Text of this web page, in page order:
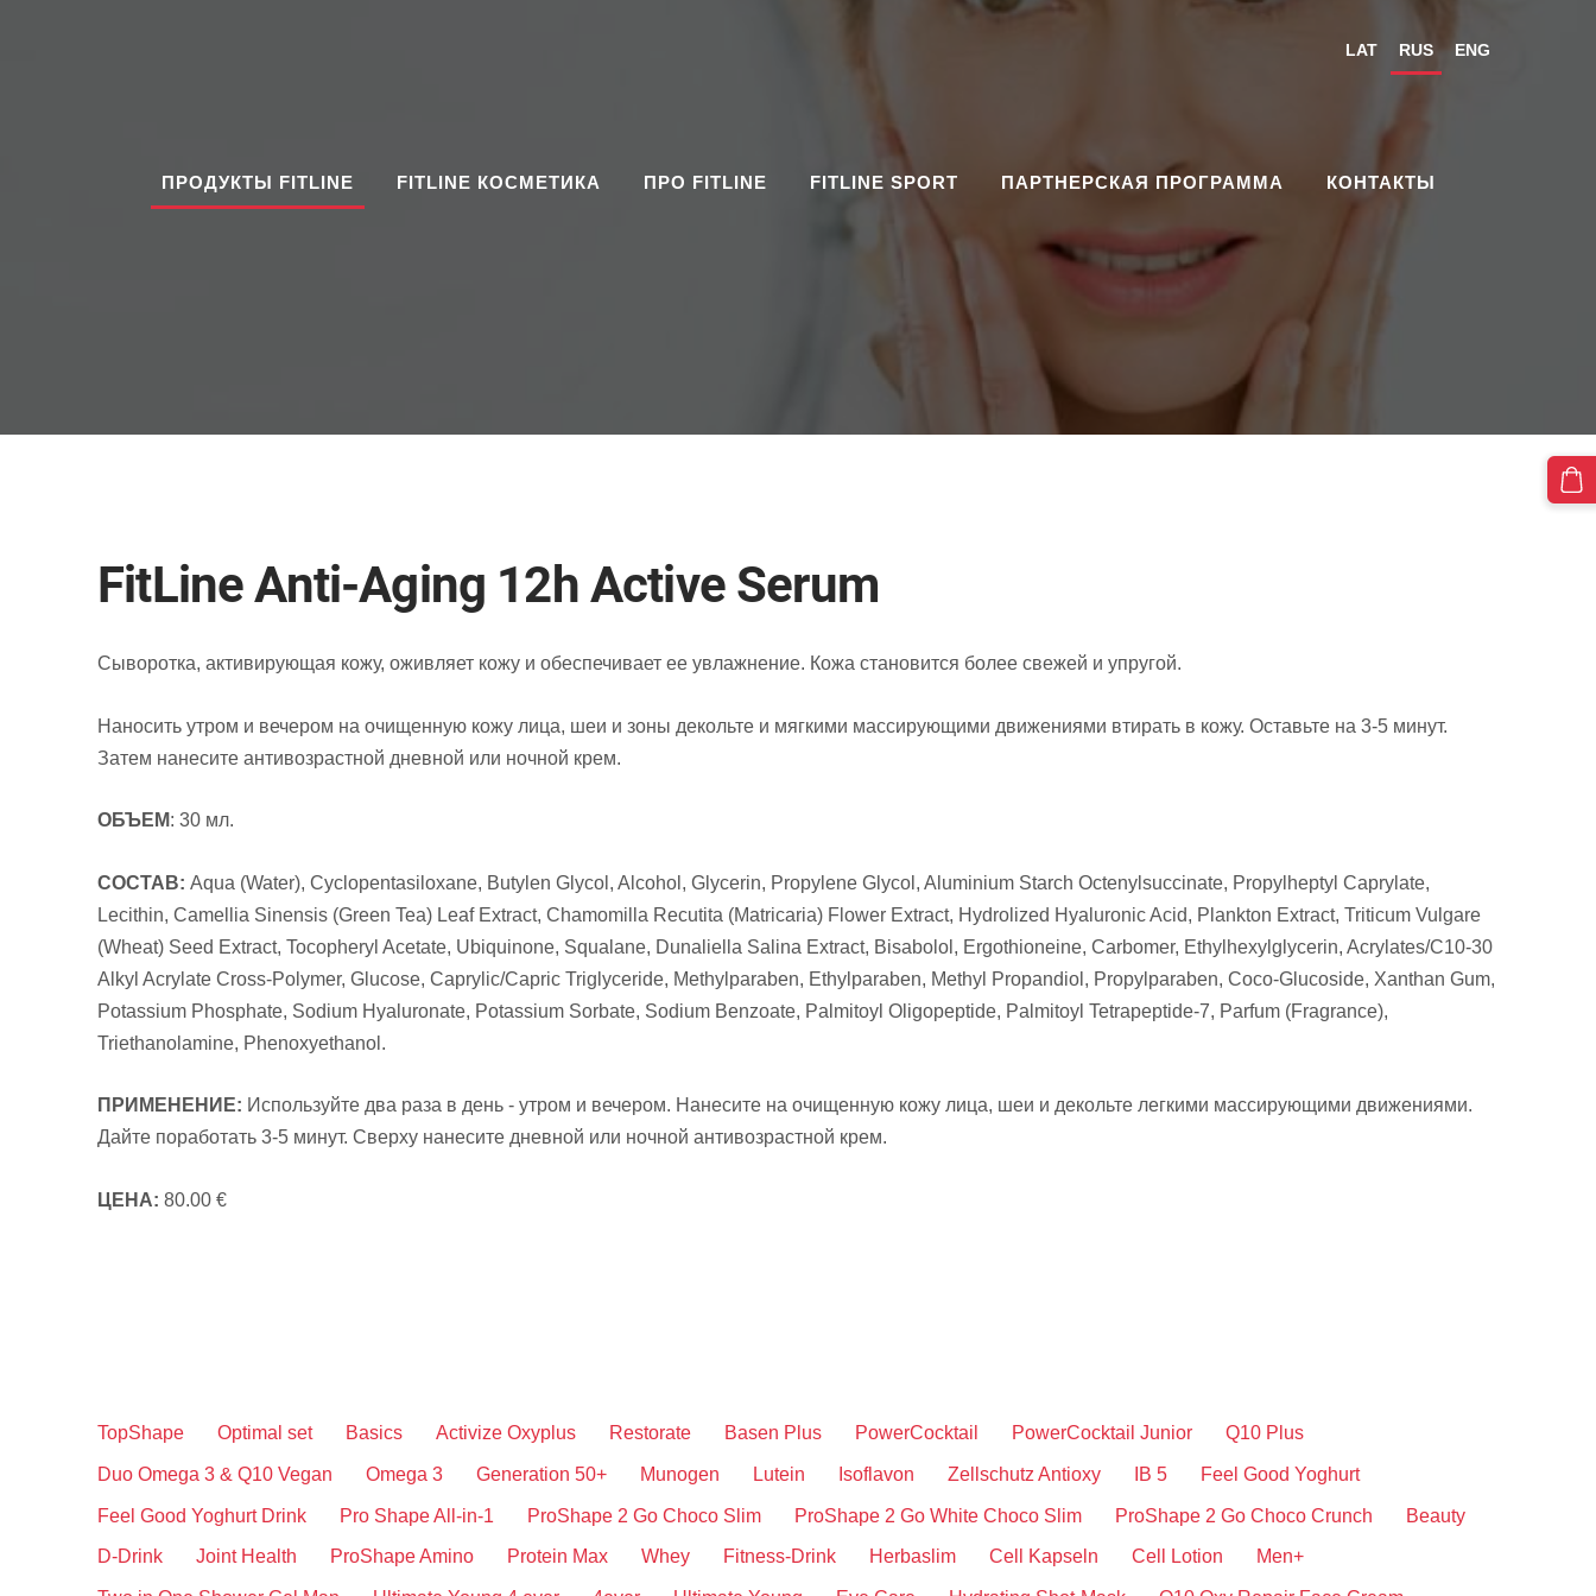
LAT RUS ENG
ПРОДУКТЫ FITLINE FITLINE КОСМЕТИКА ПРО FITLINE FITLINE SPORT ПАРТНЕРСКАЯ ПРОГРАММА КОНТАКТЫ
FitLine Anti-Aging 12h Active Serum
Сыворотка, активирующая кожу, оживляет кожу и обеспечивает ее увлажнение. Кожа становится более свежей и упругой.
Наносить утром и вечером на очищенную кожу лица, шеи и зоны декольте и мягкими массирующими движениями втирать в кожу. Оставьте на 3-5 минут.
Затем нанесите антивозрастной дневной или ночной крем.
ОБЪЕМ: 30 мл.
СОСТАВ: Aqua (Water), Cyclopentasiloxane, Butylen Glycol, Alcohol, Glycerin, Propylene Glycol, Aluminium Starch Octenylsuccinate, Propylheptyl Caprylate,
Lecithin, Camellia Sinensis (Green Tea) Leaf Extract, Chamomilla Recutita (Matricaria) Flower Extract, Hydrolized Hyaluronic Acid, Plankton Extract, Triticum Vulgare
(Wheat) Seed Extract, Tocopheryl Acetate, Ubiquinone, Squalane, Dunaliella Salina Extract, Bisabolol, Ergothioneine, Carbomer, Ethylhexylglycerin, Acrylates/C10-30
Alkyl Acrylate Cross-Polymer, Glucose, Caprylic/Capric Triglyceride, Methylparaben, Ethylparaben, Methyl Propandiol, Propylparaben, Coco-Glucoside, Xanthan Gum,
Potassium Phosphate, Sodium Hyaluronate, Potassium Sorbate, Sodium Benzoate, Palmitoyl Oligopeptide, Palmitoyl Tetrapeptide-7, Parfum (Fragrance),
Triethanolamine, Phenoxyethanol.
ПРИМЕНЕНИЕ: Используйте два раза в день - утром и вечером. Нанесите на очищенную кожу лица, шеи и декольте легкими массирующими движениями.
Дайте поработать 3-5 минут. Сверху нанесите дневной или ночной антивозрастной крем.
ЦЕНА: 80.00 €
TopShape Optimal set Basics Activize Oxyplus Restorate Basen Plus PowerCocktail PowerCocktail Junior Q10 Plus
Duo Omega 3 & Q10 Vegan Omega 3 Generation 50+ Munogen Lutein Isoflavon Zellschutz Antioxy IB 5 Feel Good Yoghurt
Feel Good Yoghurt Drink Pro Shape All-in-1 ProShape 2 Go Choco Slim ProShape 2 Go White Choco Slim ProShape 2 Go Choco Crunch Beauty
D-Drink Joint Health ProShape Amino Protein Max Whey Fitness-Drink Herbaslim Cell Kapseln Cell Lotion Men+